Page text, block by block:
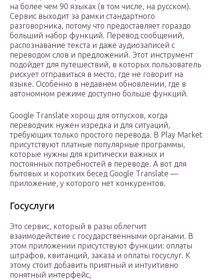
на более чем 90 языках (в том числе, на русском).
Сервис выходит за рамки стандартного
разговорника, потому что предоставляет гораздо
больший набор функций. Перевод сообщений,
распознавание текста и даже аудиозаписей с
переводом слов и предложений. Этот инструмент
подойдет для путешествий, в которых пользователь
рискует отправиться в место, где не говорит на
языке. Особенно в недавнем обновлении, где в
автономном режиме доступно больше функций.
Google Translate хорош для отпусков, когда
переводчик нужен изредка и для ситуаций,
требующих только простого перевода. В Play Market
присутствуют платные популярные программы,
которые нужны для критически важных и
постоянных потребностей в переводе. А вот для
бытовых и коротких бесед Google Translate —
приложение, у которого нет конкурентов.
Госуслуги
Это сервис, который в разы облегчит
взаимодействие с государственными органами. В
этом приложении присутствуют функции: оплаты
штрафов, квитанций, заказа и оплаты госуслуг. К
этому стоит добавить приятный и интуитивно
понятный интерфейс,